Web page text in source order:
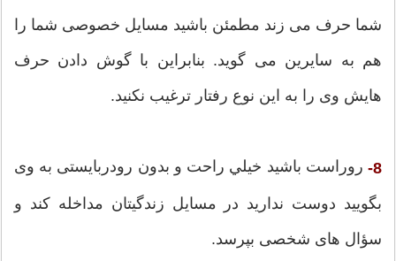
شما حرف می زند مطمئن باشید مسایل خصوصی شما را
هم به سایرین می گوید. بنابراین با گوش دادن حرف
هایش وی را به این نوع رفتار ترغیب نکنید.
8- روراست باشید خيلي راحت و بدون رودربایستی به وی
بگویید دوست ندارید در مسایل زندگیتان مداخله کند و
سؤال های شخصی بپرسد.